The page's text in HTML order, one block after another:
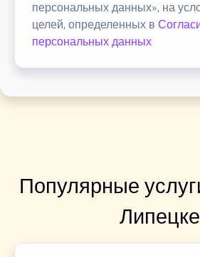
персональных данных», на
целей, определенных в
персональных данных
Популярные
Липецке